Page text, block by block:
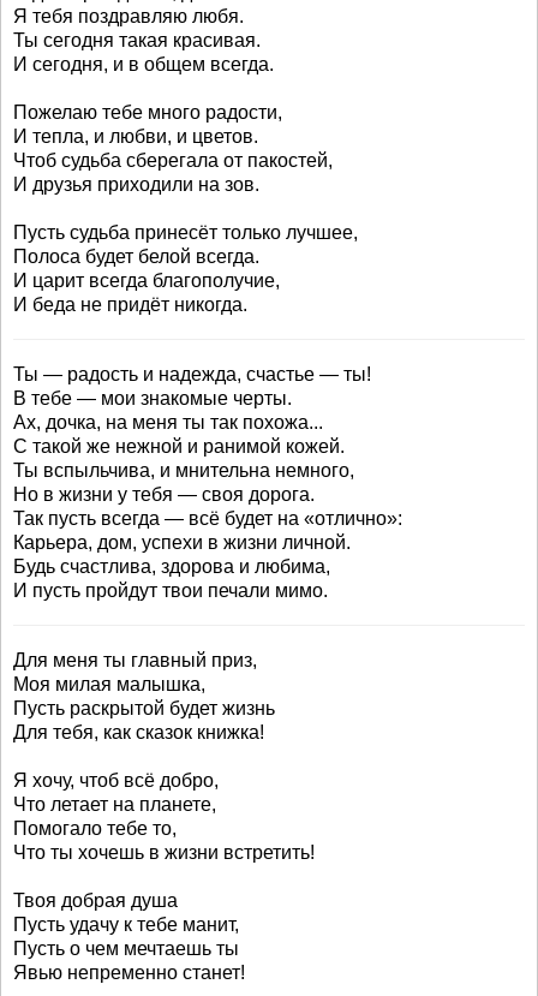
Я тебя поздравляю любя.
Ты сегодня такая красивая.
И сегодня, и в общем всегда.
Пожелаю тебе много радости,
И тепла, и любви, и цветов.
Чтоб судьба сберегала от пакостей,
И друзья приходили на зов.
Пусть судьба принесёт только лучшее,
Полоса будет белой всегда.
И царит всегда благополучие,
И беда не придёт никогда.
Ты — радость и надежда, счастье — ты!
В тебе — мои знакомые черты.
Ах, дочка, на меня ты так похожа...
С такой же нежной и ранимой кожей.
Ты вспыльчива, и мнительна немного,
Но в жизни у тебя — своя дорога.
Так пусть всегда — всё будет на «отлично»:
Карьера, дом, успехи в жизни личной.
Будь счастлива, здорова и любима,
И пусть пройдут твои печали мимо.
Для меня ты главный приз,
Моя милая малышка,
Пусть раскрытой будет жизнь
Для тебя, как сказок книжка!
Я хочу, чтоб всё добро,
Что летает на планете,
Помогало тебе то,
Что ты хочешь в жизни встретить!
Твоя добрая душа
Пусть удачу к тебе манит,
Пусть о чем мечтаешь ты
Явью непременно станет!